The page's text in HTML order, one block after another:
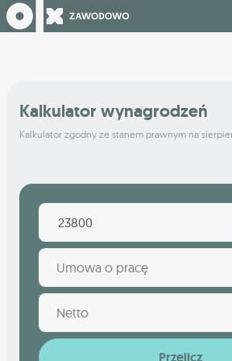
Kalkulator wynagrodzeń
Kalkulator zgodny ze stanem prawnym na
Umowa o pracę
Netto
Przelicz